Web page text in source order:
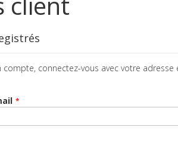
compte, connectez-vous avec votre adresse